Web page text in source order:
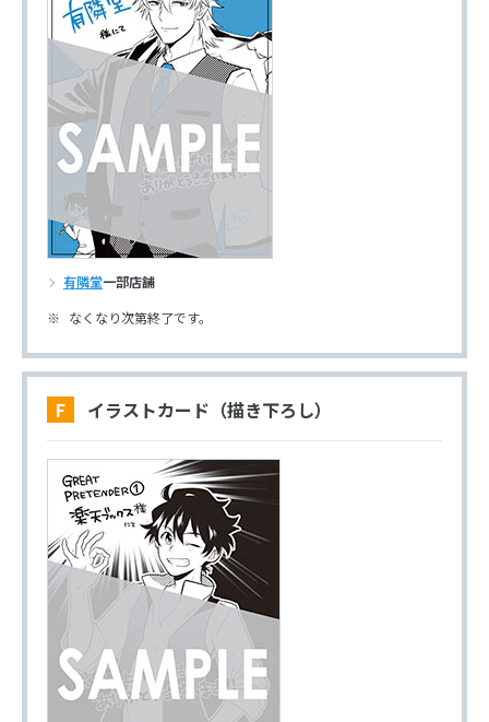
有隣堂一部店舗
なくなり次第終了です。
F イラストカード（描き下ろし）